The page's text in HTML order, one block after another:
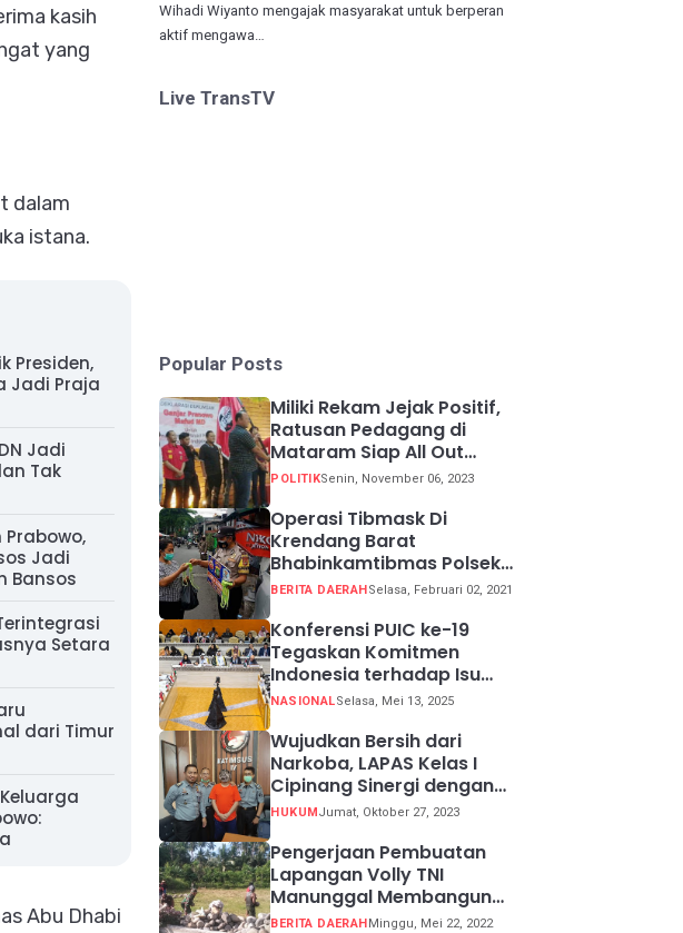
kasih
yang
dalam
istana.
Presiden,
Jadi Praja
Jadi
Tak
Jadi
Bansos
Setara
dari Timur
Abu Dhabi
Wihadi Wiyanto mengajak masyarakat untuk berperan
aktif mengawa…
Live TransTV
Popular Posts
Miliki Rekam Jejak Positif,
Ratusan Pedagang di
Mataram Siap All Out
Menangkan Ganjar-Mahfud
POLITIKSenin, November 06, 2023
Operasi Tibmask Di
Krendang Barat
Bhabinkamtibmas Polsek
Tambora Bagikan Masker
Prokes
BERITA DAERAHSelasa, Februari 02, 2021
Konferensi PUIC ke-19
Tegaskan Komitmen
Indonesia terhadap Isu
Lingkungan Global
NASIONALSelasa, Mei 13, 2025
Wujudkan Bersih dari
Narkoba, LAPAS Kelas I
Cipinang Sinergi dengan
Kepolisian Resor Metro
HUKUMJumat, Oktober 27, 2023
Pengerjaan Pembuatan
Lapangan Volly TNI
Manunggal Membangun
Desa (TMMD) ke 113
BERITA DAERAHMinggu, Mei 22, 2022